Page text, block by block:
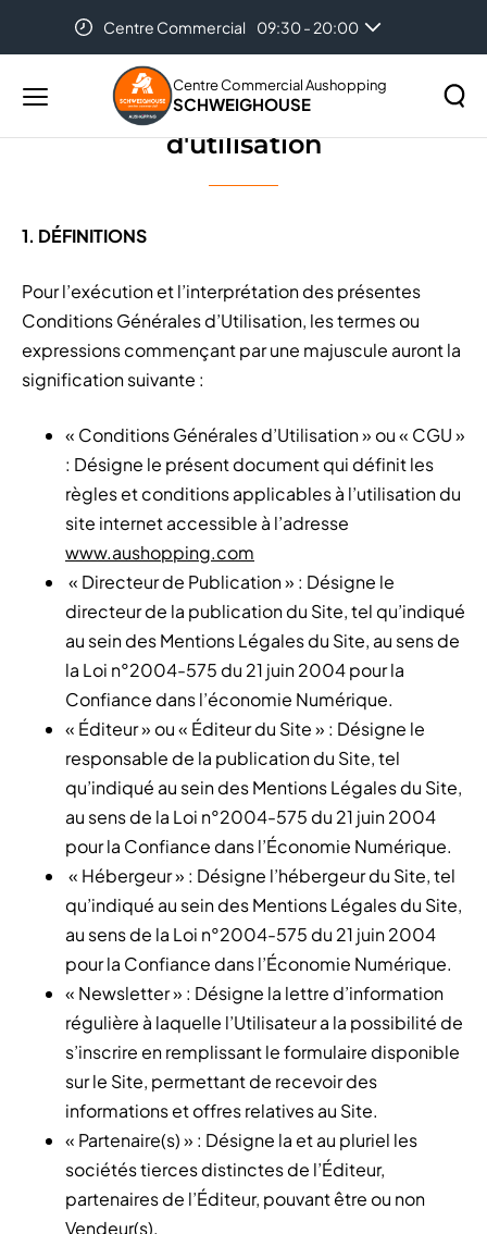
Centre Commercial
09:30 - 20:00
Auchan 08:00 - 21:00
Menu
principal
Centre Commercial Aushopping
SCHWEIGHOUSE
site
Conditions générales d'utilisation
Conditions générales
d'utilisation
1. DÉFINITIONS
Pour l’exécution et l’interprétation des présentes
Conditions Générales d’Utilisation, les termes ou
expressions commençant par une majuscule auront la
signification suivante :
« Conditions Générales d’Utilisation » ou « CGU »
: Désigne le présent document qui définit les
règles et conditions applicables à l’utilisation du
site internet accessible à l’adresse
www.aushopping.com
« Directeur de Publication » : Désigne le
directeur de la publication du Site, tel qu’indiqué
au sein des Mentions Légales du Site, au sens de
la Loi n°2004-575 du 21 juin 2004 pour la
Confiance dans l’économie Numérique.
« Éditeur » ou « Éditeur du Site » : Désigne le
responsable de la publication du Site, tel
qu’indiqué au sein des Mentions Légales du Site,
au sens de la Loi n°2004-575 du 21 juin 2004
pour la Confiance dans l’Économie Numérique.
« Hébergeur » : Désigne l’hébergeur du Site, tel
qu’indiqué au sein des Mentions Légales du Site,
au sens de la Loi n°2004-575 du 21 juin 2004
pour la Confiance dans l’Économie Numérique.
« Newsletter » : Désigne la lettre d’information
régulière à laquelle l’Utilisateur a la possibilité de
s’inscrire en remplissant le formulaire disponible
sur le Site, permettant de recevoir des
informations et offres relatives au Site.
« Partenaire(s) » : Désigne la et au pluriel les
sociétés tierces distinctes de l’Éditeur,
partenaires de l’Éditeur, pouvant être ou non
Vendeur(s).